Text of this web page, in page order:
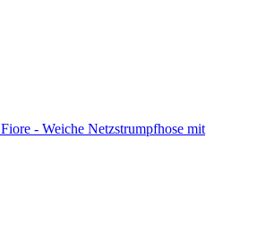
Fiore - Weiche Netzstrumpfhose mit